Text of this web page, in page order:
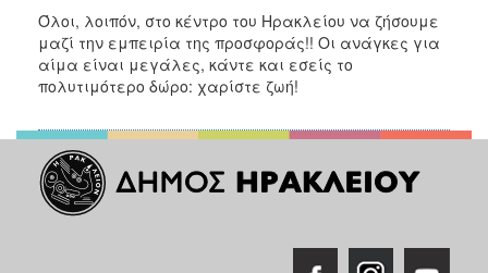
Όλοι, λοιπόν, στο κέντρο του Ηρακλείου να ζήσουμε
μαζί την εμπειρία της προσφοράς!! Οι ανάγκες για
αίμα είναι μεγάλες, κάντε και εσείς το
πολυτιμότερο δώρο: χαρίστε ζωή!